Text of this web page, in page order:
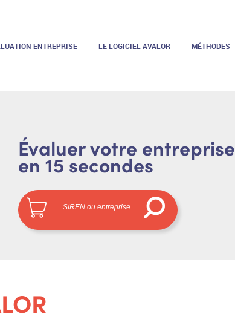
ENTREPRISE LE LOGICIEL AVALOR MÉTHODES
Évaluer votre entreprise
en 15 secondes